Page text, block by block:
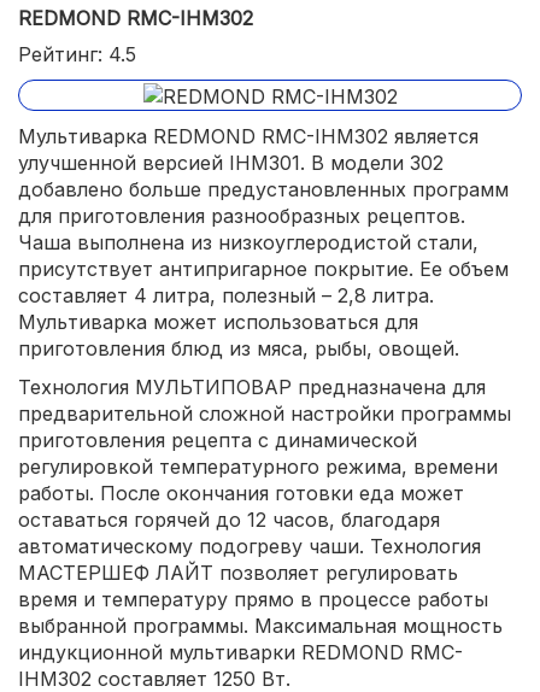
REDMOND RMC-IHM302
Рейтинг: 4.5
Мультиварка REDMOND RMC-IHM302 является
улучшенной версией IHM301. В модели 302
добавлено больше предустановленных программ
для приготовления разнообразных рецептов.
Чаша выполнена из низкоуглеродистой стали,
присутствует антипригарное покрытие. Ее объем
составляет 4 литра, полезный – 2,8 литра.
Мультиварка может использоваться для
приготовления блюд из мяса, рыбы, овощей.
Технология МУЛЬТИПОВАР предназначена для
предварительной сложной настройки программы
приготовления рецепта с динамической
регулировкой температурного режима, времени
работы. После окончания готовки еда может
оставаться горячей до 12 часов, благодаря
автоматическому подогреву чаши. Технология
МАСТЕРШЕФ ЛАЙТ позволяет регулировать
время и температуру прямо в процессе работы
выбранной программы. Максимальная мощность
индукционной мультиварки REDMOND RMC-
IHM302 составляет 1250 Вт.